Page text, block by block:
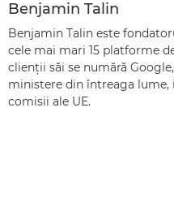
Benjamin Talin
Benjamin Talin este
cele mai mari 15 platforme
clienţii săi se numără
ministere din întreaga lume,
comisii ale UE.